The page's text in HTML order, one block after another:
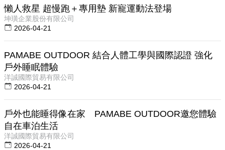
懶人救星 超慢跑＋專用墊 新寵運動法登場
坤璜企業股份有限公司
2026-04-21
PAMABE OUTDOOR 結合人體工學與國際認證 強化
戶外睡眠體驗
洋誠國際貿易有限公司
2026-04-21
戶外也能睡得像在家 PAMABE OUTDOOR邀您體驗
自在車泊生活
洋誠國際貿易有限公司
2026-04-21